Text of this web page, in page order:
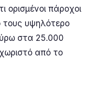
ορισμένοι πάροχοι
τους υψηλότερο
στα 25.000
από το